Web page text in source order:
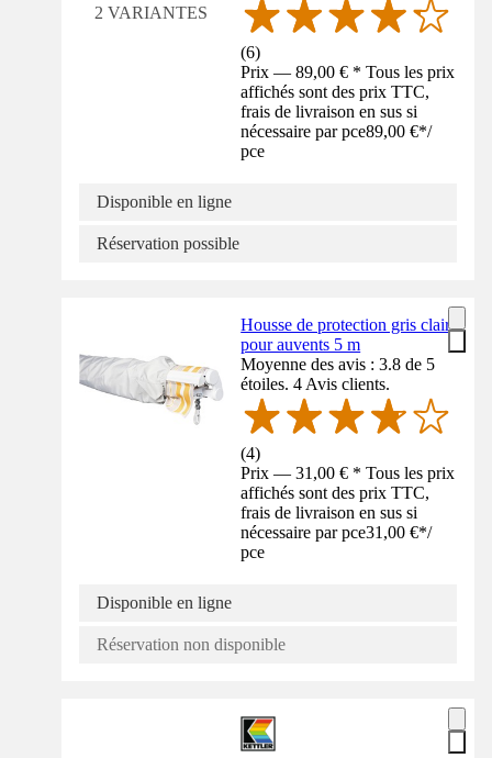
2 VARIANTES
(6)
Prix — 89,00 € * Tous les prix
affichés sont des prix TTC,
frais de livraison en sus si
nécessaire par pce89,00 €*/
pce
Disponible en ligne
Réservation possible
Housse de protection gris clair
pour auvents 5 m
Moyenne des avis : 3.8 de 5
étoiles. 4 Avis clients.
(4)
Prix — 31,00 € * Tous les prix
affichés sont des prix TTC,
frais de livraison en sus si
nécessaire par pce31,00 €*/
pce
Disponible en ligne
Réservation non disponible